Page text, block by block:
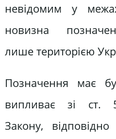
невідомим у
новизна
лише територією
Позначення має
випливає зі ст.
Закону,